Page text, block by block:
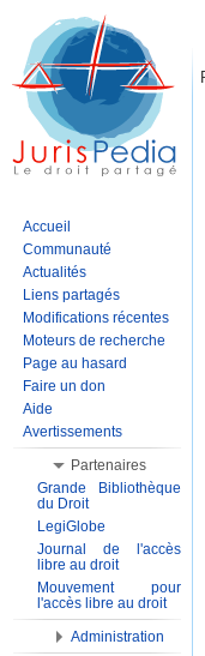
Accueil
Communauté
Actualités
Liens partagés
Modifications récentes
Moteurs de recherche
Page au hasard
Faire un don
Aide
Avertissements
Partenaires
Grande Bibliothèque
du Droit
LegiGlobe
Journal de l'accès
libre au droit
Mouvement pour
l'accès libre au droit
Administration